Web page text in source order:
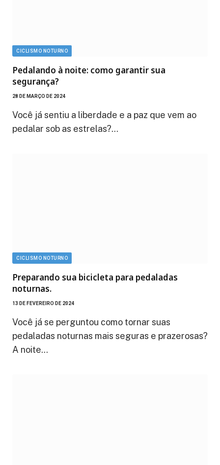
CICLISMO NOTURNO
Pedalando à noite: como garantir sua
segurança?
28 DE MARÇO DE 2024
Você já sentiu a liberdade e a paz que vem ao
pedalar sob as estrelas?…
CICLISMO NOTURNO
Preparando sua bicicleta para pedaladas
noturnas.
13 DE FEVEREIRO DE 2024
Você já se perguntou como tornar suas
pedaladas noturnas mais seguras e prazerosas?
A noite…